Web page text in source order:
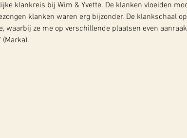
klankreis bij Wim & Yvette. De klanken vloeiden
klanken waren erg bijzonder. De klankschaal
waarbij ze me op verschillende plaatsen even